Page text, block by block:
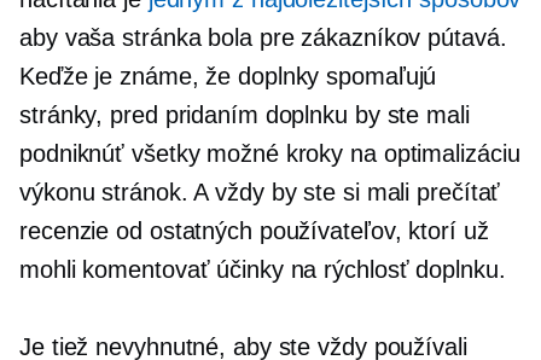
aby vaša stránka bola pre zákazníkov pútavá.
Keďže je známe, že doplnky spomaľujú
stránky, pred pridaním doplnku by ste mali
podniknúť všetky možné kroky na optimalizáciu
výkonu stránok. A vždy by ste si mali prečítať
recenzie od ostatných používateľov, ktorí už
mohli komentovať účinky na rýchlosť doplnku.
Je tiež nevyhnutné, aby ste vždy používali